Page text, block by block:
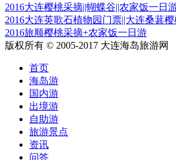
2016大连樱桃采摘||蝴蝶谷||农家饭一日
2016大连英歌石植物园门票||大连桑葚
2016旅顺樱桃采摘+农家饭一日游
版权所有 © 2005-2017 大连海岛旅游网
首页
海岛游
国内游
出境游
自助游
旅游景点
资讯
问答